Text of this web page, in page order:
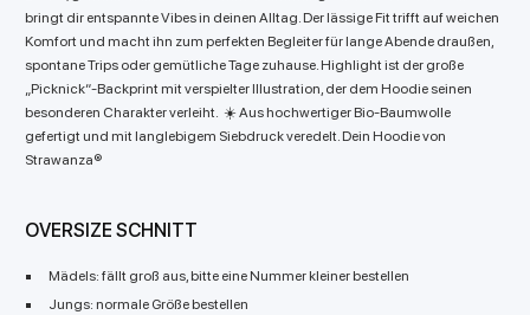
bringt dir entspannte Vibes in deinen Alltag. Der lässige Fit trifft auf weichen
Komfort und macht ihn zum perfekten Begleiter für lange Abende draußen,
spontane Trips oder gemütliche Tage zuhause. Highlight ist der große
„Picknick“-Backprint mit verspielter Illustration, der dem Hoodie seinen
besonderen Charakter verleiht. ☀️ Aus hochwertiger Bio-Baumwolle
gefertigt und mit langlebigem Siebdruck veredelt. Dein Hoodie von
Strawanza®
OVERSIZE SCHNITT
Mädels: fällt groß aus, bitte eine Nummer kleiner bestellen
Jungs: normale Größe bestellen